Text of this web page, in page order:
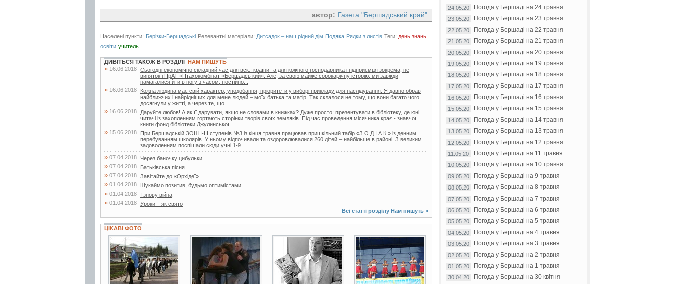
автор: Газета "Бершадський край"
Населені пункти: Берізки-Бершадські Релевантні матеріали: Дитсадок – наш рідний дім Подяка Рядки з листів Теги: день знань
освіти учитель
ДИВІТЬСЯ ТАКОЖ В РОЗДІЛІ НАМ ПИШУТЬ
» 16.06.2018 Сьогодні економічно складний час для всієї країни та для кожного господарника і підприємця зокрема, не
виняток і ПрАТ «Птахокомбінат «Бершадсь кий». Але, за свою майже сорокарічну історію, ми завжди
намагалися йти в ногу з часом, постійно...
» 16.06.2018
Кожна людина має свій характер, уподобання, пріоритети у виборі прикладу для наслідування. Я давно обрав
найближчих і найрідніших для мене людей – моїх батька та матір. Так склалося не тому, що вони багато чого
досягнули у житті, а через те, що...
» 16.06.2018
Даруйте любов! А як її дарувати, якщо не словами в книжках? Дуже просто: презентувати в бібліотеку, де юні
читачі із захопленням гортають сторінки творів своїх земляків. Під час проведення місячника крає - знавчої
книги фонд бібліотеки Джулинської...
» 15.06.2018
При Бершадській ЗОШ І-ІІІ ступенів №3 із кінця травня працював пришкільний табір «З.О.Д.І.А.К.» із денним
перебуванням школярів. У ньому відпочивали та оздоровлювалися 260 дітей – найбільше в районі. З великим
задоволенням поспішали сюди учні 1-9...
» 07.04.2018 Через баночку цибульки…
» 07.04.2018 Батьківська пісня
» 07.04.2018 Завітайте до «Орхідеї»
» 01.04.2018 Шукаймо позитив, будьмо оптимістами
» 01.04.2018 І знову війна
» 01.04.2018 Уроки – як свято
Всі статті розділу Нам пишуть »
ЦІКАВІ ФОТО
3 фото 5 фото
24.05.20 Погода у Бершаді на 24 травня
23.05.20 Погода у Бершаді на 23 травня
22.05.20 Погода у Бершаді на 22 травня
21.05.20 Погода у Бершаді на 21 травня
20.05.20 Погода у Бершаді на 20 травня
19.05.20 Погода у Бершаді на 19 травня
18.05.20 Погода у Бершаді на 18 травня
17.05.20 Погода у Бершаді на 17 травня
16.05.20 Погода у Бершаді на 16 травня
15.05.20 Погода у Бершаді на 15 травня
14.05.20 Погода у Бершаді на 14 травня
13.05.20 Погода у Бершаді на 13 травня
12.05.20 Погода у Бершаді на 12 травня
11.05.20 Погода у Бершаді на 11 травня
10.05.20 Погода у Бершаді на 10 травня
09.05.20 Погода у Бершаді на 9 травня
08.05.20 Погода у Бершаді на 8 травня
07.05.20 Погода у Бершаді на 7 травня
06.05.20 Погода у Бершаді на 6 травня
05.05.20 Погода у Бершаді на 5 травня
04.05.20 Погода у Бершаді на 4 травня
03.05.20 Погода у Бершаді на 3 травня
02.05.20 Погода у Бершаді на 2 травня
01.05.20 Погода у Бершаді на 1 травня
30.04.20 Погода у Бершаді на 30 квітня